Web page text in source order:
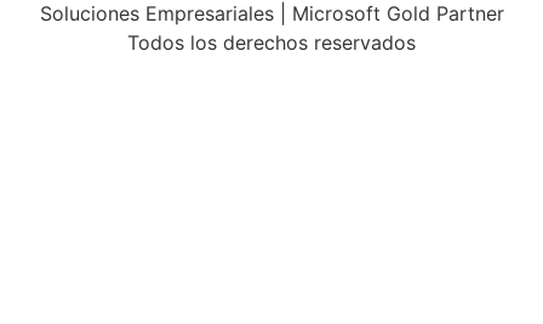
Soluciones Empresariales | Microsoft Gold Partner
Todos los derechos reservados